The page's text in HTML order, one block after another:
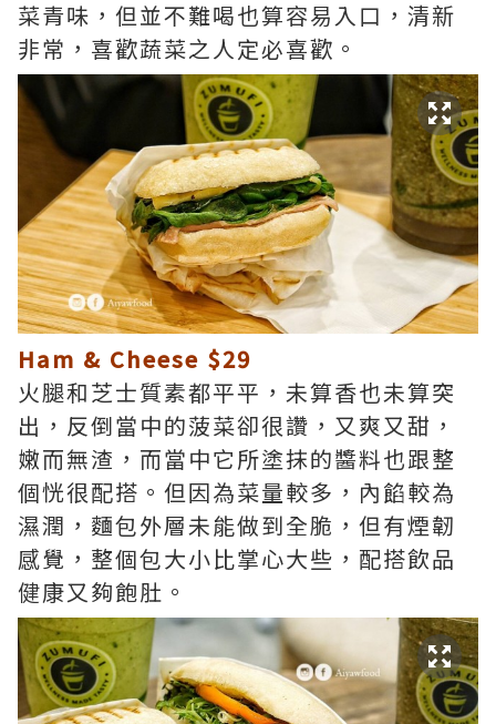
菜青味，但並不難喝也算容易入口，清新
非常，喜歡蔬菜之人定必喜歡。
Ham & Cheese $29
火腿和芝士質素都平平，未算香也未算突
出，反倒當中的菠菜卻很讚，又爽又甜，
嫩而無渣，而當中它所塗抹的醬料也跟整
個恍很配搭。但因為菜量較多，內餡較為
濕潤，麵包外層未能做到全脆，但有煙韌
感覺，整個包大小比掌心大些，配搭飲品
健康又夠飽肚。